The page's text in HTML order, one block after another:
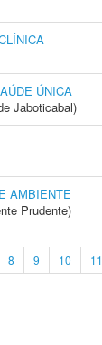
ÚNICA
Jaboticabal)
AMBIENTE
Prudente)
8 9 10 11